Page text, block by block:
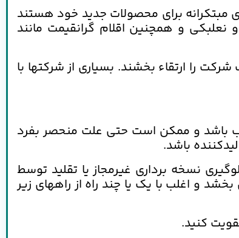
مبتکرانه برای محصولات جدید خود هستند
نعلبکی و همچنین اقلام گرانقیمت مانند
را ارتقاء بخشند. بسیاری از شرکتها با
و ممکن است حتی علت منحصر بفرد
باشد.
نسخه برداری غیرمجاز یا تقلید توسط
و اغلب با یک یا چند راه از راههای زیر
کنید.